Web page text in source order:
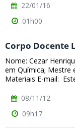
22/01/16
01h00
Corpo Docente
Nome: Cezar
em Química; Mestre
Materiais E-mail:
08/11/12
09h17